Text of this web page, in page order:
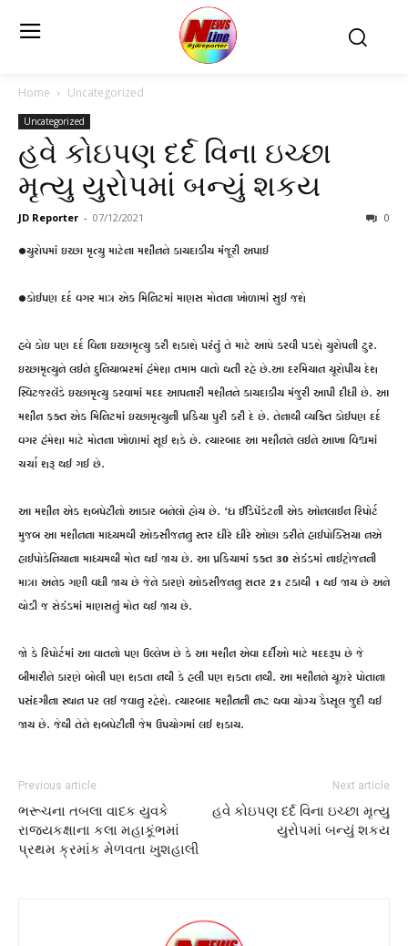
Home Uncategorized
Uncategorized
હવે કોઇપણ દર્દ વિના ઇચ્છા
મૃત્યુ યુરોપમાં બન્યું શકય
JD Reporter - 07/12/2021 0
•યુરોપમાં ઇચ્છા મૃત્યુ માટેના મશીનને કાયદાકીય મંજૂરી અપાઈ
•કોઈપણ દર્દ વગર માત્ર એક મિનિટમાં માણસ મોતના ખોળામાં સુઈ જશે
હવે કોઇ પણ દર્દ વિના ઇચ્છામૃત્યુ કરી શકાશે પરંતું તે માટે આપે કરવી પડશે યુરોપની ટુર.
ઇચ્છામૃત્યુને લઈને દુનિયાભરમાં હંમેશા તમામ વાતો થતી રહે છે.આ દરમિયાન યૂરોપીય દેશ
સ્વિટજરલેંડે ઇચ્છામૃત્યુ કરવામાં મદદ આપનારી મશીનને કાયદાકીય મંજુરી આપી દીધી છે. આ
મશીન ફક્ત એક મિનિટમાં ઇચ્છામૃત્યુની પ્રક્રિયા પુરી કરી દે છે. તેનાથી વ્યક્તિ કોઈપણ દર્દ
વગર હંમેશા માટે મોતના ખોળામાં સૂઈ શકે છે. ત્યારબાદ આ મશીનને લઈને આખા વિશ્વમાં
ચર્ચા શરૂ થઈ ગઈ છે.
આ મશીન એક શબપેટીનો આકાર બનેલો હોય છે. ‘ધ ઈંડિપેંડેટની એક ઑનલાઈન રિપોર્ટ
મુજબ આ મશીનના માધ્યમથી ઓક્સીજનનુ સ્તર ધીરે ધીરે ઓછા કરીને હાઈપોક્સિયા નએ
હાઈપોકેનિયાના માધ્યમથી મોત થઈ જાય છે. આ પ્રક્રિયામાં ફક્ત 30 સેકંડમાં નાઈટ્રોજનની
માત્રા અનેક ગણી વધી જાય છે જેને કારણે ઓક્સીજનનુ સતર 21 ટકાથી 1 થઈ જાય છે અને
થોડી જ સેકંડમાં માણસનું મોત થઈ જાય છે.
જો કે રિપોર્ટમાં આ વાતનો પણ ઉલ્લેખ છે કે આ મશીન એવા દર્દીઓ માટે મદદરૂપ છે જે
બીમારીને કારણે બોલી પણ શકતા નથી કે હલી પણ શકતા નથી. આ મશીનને યૂઝરે પોતાના
પસંદગીના સ્થાન પર લઈ જવાનુ રહેશે. ત્યારબાદ મશીનની નષ્ટ થવા યોગ્ય કૈપ્સૂલ જુદી થઈ
જાય છે. જેથી તેને શબપેટીની જેમ ઉપયોગમાં લઈ શકાય.
Previous article
ભરૂચના તબલા વાદક યુવકે
રાજ્યકક્ષાના કલા મહાકૂંભમાં
પ્રથમ ક્રમાંક મેળવતા ખુશહાલી
Next article
હવે કોઇપણ દર્દ વિના ઇચ્છા મૃત્યુ
યુરોપમાં બન્યું શકય